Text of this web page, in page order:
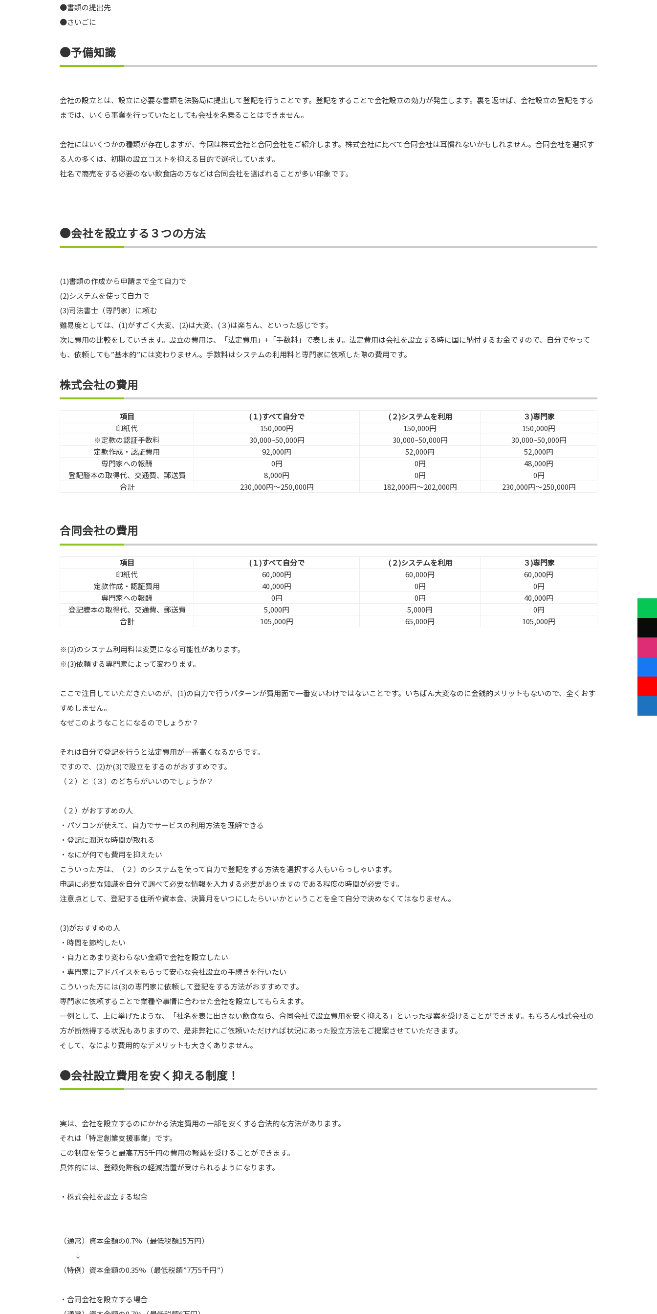
●書類の提出先
●さいごに
●予備知識
会社の設立とは、設立に必要な書類を法務局に提出して登記を行うことです。登記をすることで会社設立の効力が発生します。裏を返せば、会社設立の登記をする
までは、いくら事業を行っていたとしても会社を名乗ることはできません。
会社にはいくつかの種類が存在しますが、今回は株式会社と合同会社をご紹介します。株式会社に比べて合同会社は耳慣れないかもしれません。合同会社を選択す
る人の多くは、初期の設立コストを抑える目的で選択しています。
社名で商売をする必要のない飲食店の方などは合同会社を選ばれることが多い印象です。
●会社を設立する３つの方法
(1)書類の作成から申請まで全て自力で
(2)システムを使って自力で
(3)司法書士（専門家）に頼む
難易度としては、(1)がすごく大変、(2)は大変、(３)は楽ちん、といった感じです。
次に費用の比較をしていきます。設立の費用は、「法定費用」+「手数料」で表します。法定費用は会社を設立する時に国に納付するお金ですので、自分でやって
も、依頼しても”基本的”には変わりません。手数料はシステムの利用料と専門家に依頼した際の費用です。
株式会社の費用
項目 (１)すべて自分で (２)システムを利用
３)専門家
印紙代
150,000円 150,000円
150,000円
※定款の認証手数料
30,000~50,000円 30,000~50,000円
30,000~50,000円
定款作成・認証費用
92,000円 52,000円
52,000円
専門家への報酬
0円 0円
48,000円
登記謄本の取得代、交通費、郵送費
8,000円 0円
0円
合計
230,000円～250,000円 182,000円～202,000円 230,000円～250,000円
合同会社の費用
項目 (１)すべて自分で (２)システムを利用
３)専門家
印紙代
60,000円 60,000円
60,000円
定款作成・認証費用
40,000円 0円
0円
専門家への報酬
0円 0円
40,000円
登記謄本の取得代、交通費、郵送費
5,000円 5,000円
0円
合計
105,000円 65,000円 105,000円
※(2)のシステム利用料は変更になる可能性があります。
※(3)依頼する専門家によって変わります。
ここで注目していただきたいのが、(1)の自力で行うパターンが費用面で一番安いわけではないことです。いちばん大変なのに金銭的メリットもないので、全くおす
すめしません。
なぜこのようなことになるのでしょうか？
それは自分で登記を行うと法定費用が一番高くなるからです。
ですので、(2)か(3)で設立をするのがおすすめです。
（２）と（３）のどちらがいいのでしょうか？
（２）がおすすめの人
・パソコンが使えて、自力でサービスの利用方法を理解できる
・登記に潤沢な時間が取れる
・なにが何でも費用を抑えたい
こういった方は、（２）のシステムを使って自力で登記をする方法を選択する人もいらっしゃいます。
申請に必要な知識を自分で調べて必要な情報を入力する必要がありますのである程度の時間が必要です。
注意点として、登記する住所や資本金、決算月をいつにしたらいいかということを全て自分で決めなくてはなりません。
(3)がおすすめの人
・時間を節約したい
・自力とあまり変わらない金額で会社を設立したい
・専門家にアドバイスをもらって安心な会社設立の手続きを行いたい
こういった方には(3)の専門家に依頼して登記をする方法がおすすめです。
専門家に依頼することで業種や事情に合わせた会社を設立してもらえます。
一例として、上に挙げたような、「社名を表に出さない飲食なら、合同会社で設立費用を安く抑える」といった提案を受けることができます。もちろん株式会社の
方が断然得する状況もありますので、是非弊社にご依頼いただければ状況にあった設立方法をご提案させていただきます。
そして、なにより費用的なデメリットも大きくありません。
●会社設立費用を安く抑える制度！
実は、会社を設立するのにかかる法定費用の一部を安くする合法的な方法があります。
それは「特定創業支援事業」です。
この制度を使うと最高7万5千円の費用の軽減を受けることができます。
具体的には、登録免許税の軽減措置が受けられるようになります。
・株式会社を設立する場合
（通常）資本金額の0.7％（最低税額15万円）
↓
（特例）資本金額の0.35％（最低税額”7万5千円”）
・合同会社を設立する場合